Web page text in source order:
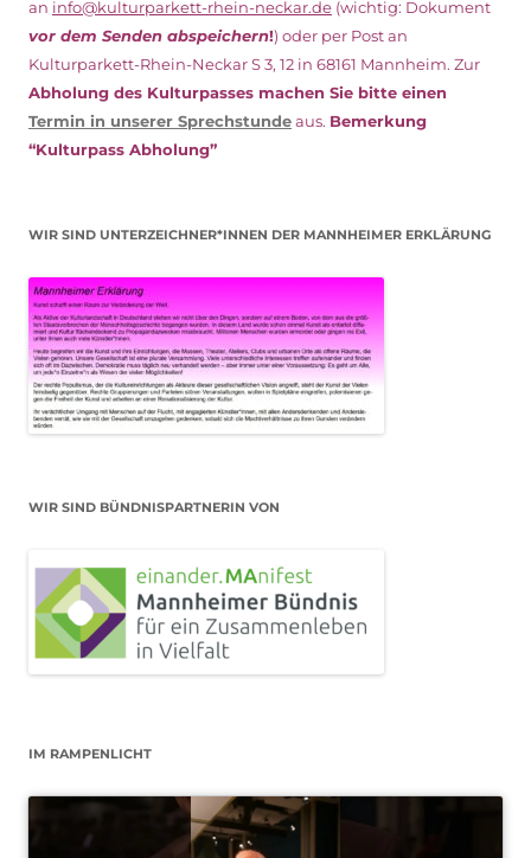
an info@kulturparkett-rhein-neckar.de (wichtig: Dokument
vor dem Senden abspeichern!) oder per Post an
Kulturparkett-Rhein-Neckar S 3, 12 in 68161 Mannheim. Zur
Abholung des Kulturpasses machen Sie bitte einen
Termin in unserer Sprechstundeaus. Bemerkung
“Kulturpass Abholung”
WIR SIND UNTERZEICHNER*INNEN DER MANNHEIMER ERKLÄRUNG
WIR SIND BÜNDNISPARTNERIN VON
IM RAMPENLICHT